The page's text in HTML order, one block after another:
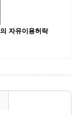
의 자유이용허락